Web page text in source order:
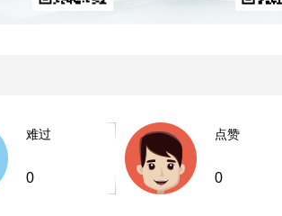
难过
0
点赞
0